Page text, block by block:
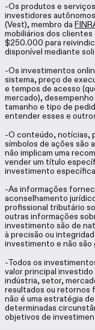
-Os produtos e
investidores
(Vest), membro da
mobiliários dos
$250.000 para
disponível mediante
-Os investimentos
sistema, preço de
e tempos de acesso
mercado),
tamanho e tipo de
entender esses e
-O conteúdo, notícias,
símbolos de ações são
não implicam uma
vender um título
investimento
-As informações
aconselhamento
profissional tributário
outras informações
investimento são de
à precisão ou
investimento e não
-Todos os
valor principal
indústria, setor,
resultados ou retornos
não é uma estratégia
determinadas
objetivos de